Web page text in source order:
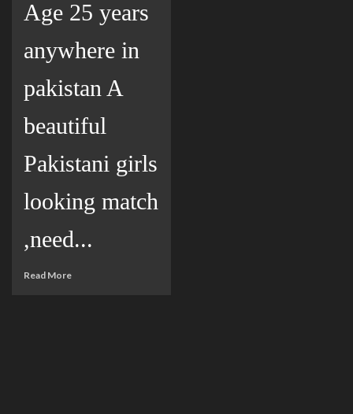
Age 25 years
anywhere in
pakistan A
beautiful
Pakistani girls
looking match
,need...
Read More